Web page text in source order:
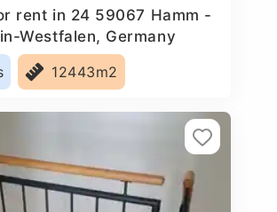
rent in 24 59067 Hamm -
Westfalen, Germany
12443m2